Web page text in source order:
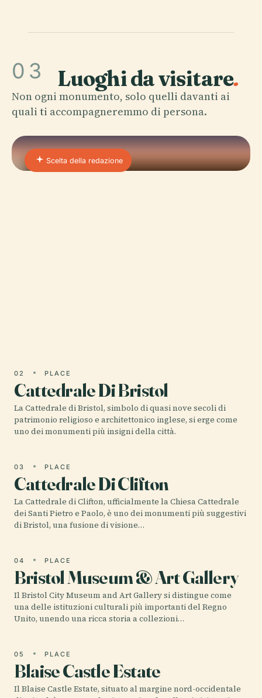
03 Luoghi da visitare.
Non ogni monumento, solo quelli davanti ai
quali ti accompagneremmo di persona.
Scelta della redazione
02 PLACE
Cattedrale Di Bristol
La Cattedrale di Bristol, simbolo di quasi nove secoli di
patrimonio religioso e architettonico inglese, si erge come
uno dei monumenti più insigni della città.
03 PLACE
Cattedrale Di Clifton
La Cattedrale di Clifton, ufficialmente la Chiesa Cattedrale
dei Santi Pietro e Paolo, è uno dei monumenti più suggestivi
di Bristol, una fusione di visione…
04 PLACE
Bristol Museum & Art Gallery
Il Bristol City Museum and Art Gallery si distingue come
una delle istituzioni culturali più importanti del Regno
Unito, unendo una ricca storia a collezioni…
05 PLACE
Blaise Castle Estate
Il Blaise Castle Estate, situato al margine nord-occidentale